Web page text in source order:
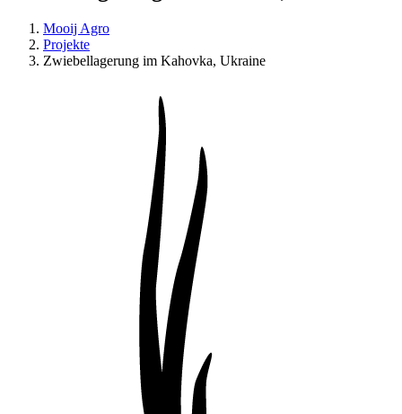
Mooij Agro
Projekte
Zwiebellagerung im Kahovka, Ukraine